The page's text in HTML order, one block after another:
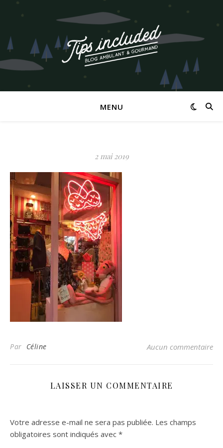
MENU
2 mai 2019
Par Céline Aucun commentaire
LAISSER UN COMMENTAIRE
Votre adresse e-mail ne sera pas publiée. Les champs
obligatoires sont indiqués avec *